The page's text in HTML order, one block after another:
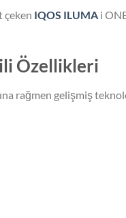
çeken IQOS ILUMA i
Özellikleri
rağmen gelişmiş